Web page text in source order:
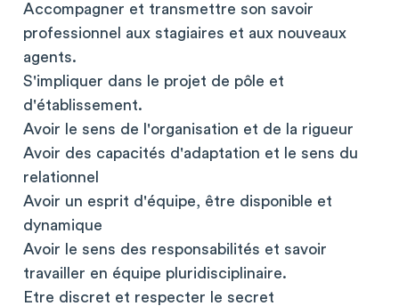
Accompagner et transmettre son savoir
professionnel aux stagiaires et aux nouveaux
agents.
S'impliquer dans le projet de pôle et
d'établissement.
Avoir le sens de l'organisation et de la rigueur
Avoir des capacités d'adaptation et le sens du
relationnel
Avoir un esprit d'équipe, être disponible et
dynamique
Avoir le sens des responsabilités et savoir
travailler en équipe pluridisciplinaire.
Etre discret et respecter le secret